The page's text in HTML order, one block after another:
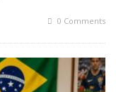
0 Comments